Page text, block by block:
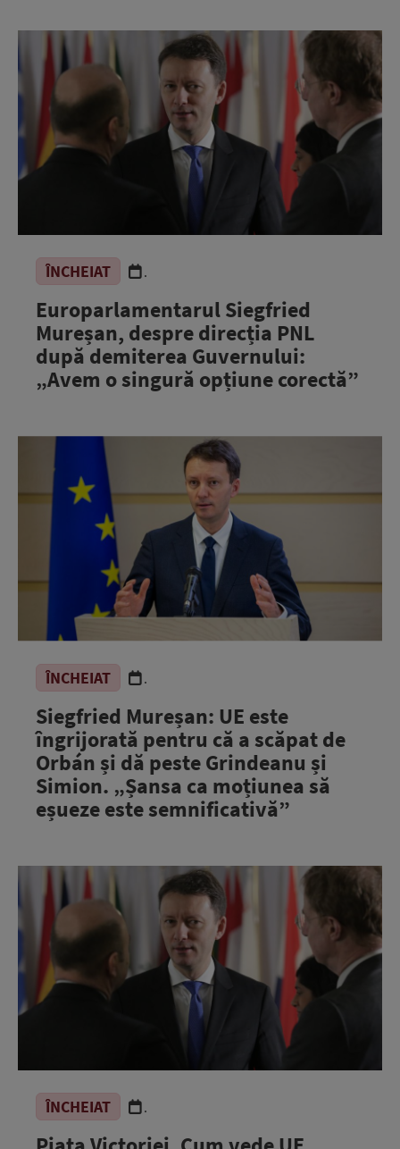
ÎNCHEIAT .
Europarlamentarul Siegfried
Mureșan, despre direcția PNL
după demiterea Guvernului:
„Avem o singură opțiune corectă”
ÎNCHEIAT .
Siegfried Mureșan: UE este
îngrijorată pentru că a scăpat de
Orbán și dă peste Grindeanu și
Simion. „Șansa ca moțiunea să
eșueze este semnificativă”
ÎNCHEIAT .